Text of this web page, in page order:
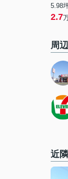
5.98
2.7
周
近